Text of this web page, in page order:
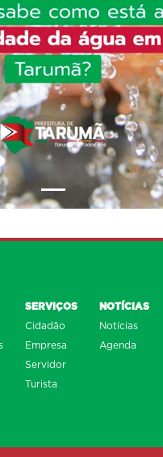
SERVIÇOS
Cidadão
Empresa
Servidor
Turista
NOTÍCIAS
Notícias
Agenda